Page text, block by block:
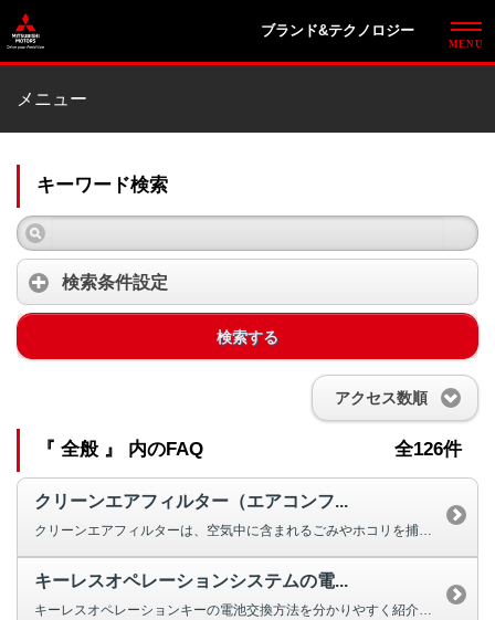
ブランド&テクノロジー
メニュー
キーワード検索
検索条件設定
検索する
アクセス数順
『 全般 』 内のFAQ 全126件
クリーンエアフィルター（エアコンフ...
キーレスオペレーションシステムの電...
キーレスオペレーションキーの電池交換方法を分かりやすく紹介する動画をご用意...